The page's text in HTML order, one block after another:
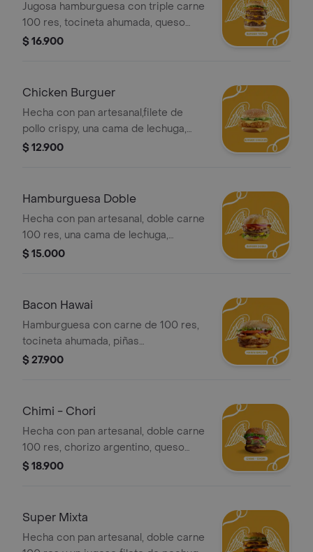
Jugosa hamburguesa con triple carne
100 res, tocineta ahumada, queso
mozzarella, salsa de queso cheddar,
pan artesanal.
$ 16.900
Chicken Burguer
Hecha con pan artesanal,filete de
pollo crispy, una cama de lechuga,
tomate, cebolla caramelizada,
$ 12.900
Hamburguesa Doble
Hecha con pan artesanal, doble carne
100 res, una cama de lechuga,
tomate, cebolla caramelizada,
$ 15.000
Bacon Hawai
Hamburguesa con carne de 100 res,
tocineta ahumada, piñas
caramelizadas, queso mozarella,
bbq
$ 27.900
Chimi - Chori
Hecha con pan artesanal, doble carne
100 res, chorizo argentino, queso
mozarella, lechuga, tomate, cebolla,
$ 18.900
Super Mixta
Hecha con pan artesanal, doble carne